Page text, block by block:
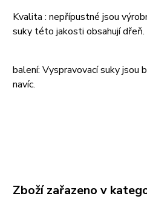
Kvalita : nepřípustné jsou
suky této jakosti obsahují dřeň.
balení: Vyspravovací suky jsou
navíc.
Zboží zařazeno v